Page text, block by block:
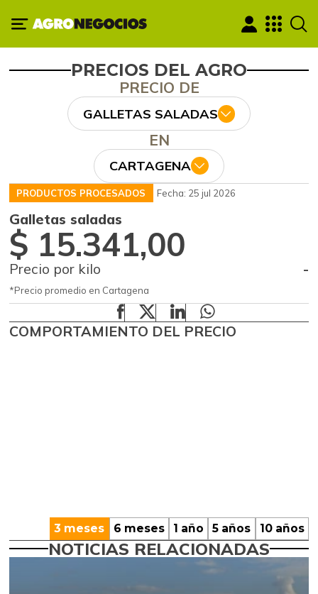
PRECIOS DEL AGRO
PRECIO DE
GALLETAS SALADAS
EN
CARTAGENA
PRODUCTOS PROCESADOS Fecha: 25 jul 2026
Galletas saladas
$ 15.341,00
Precio por kilo -
*Precio promedio en Cartagena
COMPORTAMIENTO DEL PRECIO
3 meses 6 meses 1 año 5 años 10 años
NOTICIAS RELACIONADAS